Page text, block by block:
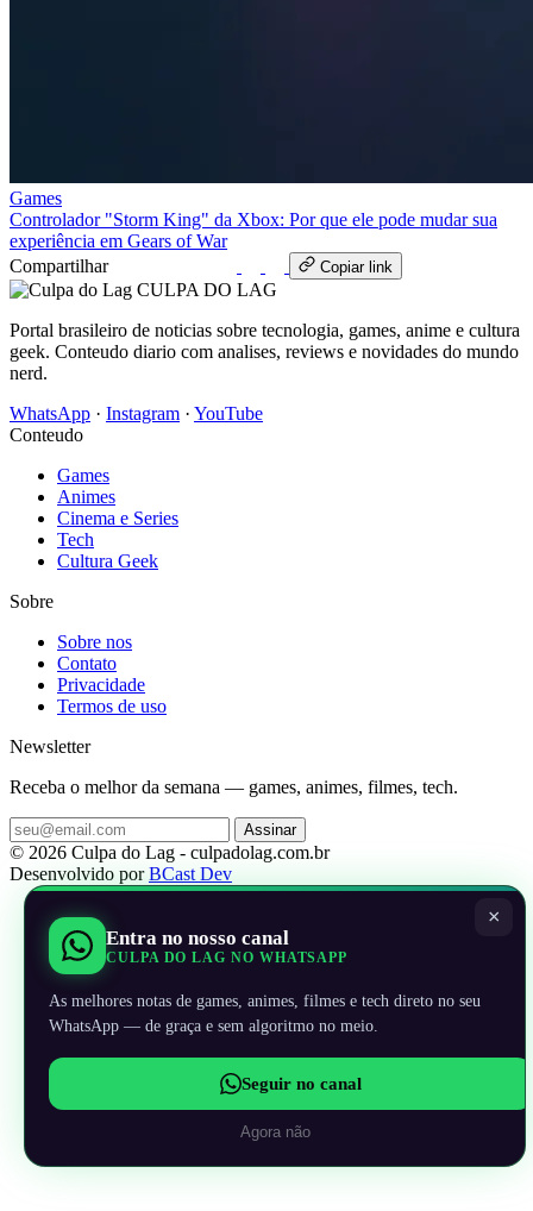
Games
Controlador "Storm King" da Xbox: Por que ele pode mudar sua
experiência em Gears of War
Compartilhar
Copiar link
CULPA DO LAG
Portal brasileiro de noticias sobre tecnologia, games, anime e cultura
geek. Conteudo diario com analises, reviews e novidades do mundo
nerd.
WhatsApp · Instagram · YouTube
Conteudo
Games
Animes
Cinema e Series
Tech
Cultura Geek
Sobre
Sobre nos
Contato
Privacidade
Termos de uso
Newsletter
Receba o melhor da semana — games, animes, filmes, tech.
Assinar
© 2026 Culpa do Lag - culpadolag.com.br
Desenvolvido porBCast Dev
×
Entra no nosso canal
CULPA DO LAG NO WHATSAPP
As melhores notas de games, animes, filmes e tech direto no seu
WhatsApp — de graça e sem algoritmo no meio.
Seguir no canal
Agora não